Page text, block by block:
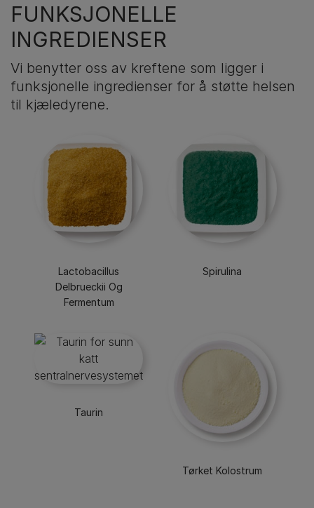
FUNKSJONELLE
INGREDIENSER
Vi benytter oss av kreftene som ligger i
funksjonelle ingredienser for å støtte helsen
til kjæledyrene.
Lactobacillus
Delbrueckii Og
Fermentum
Spirulina
Taurin
Tørket Kolostrum